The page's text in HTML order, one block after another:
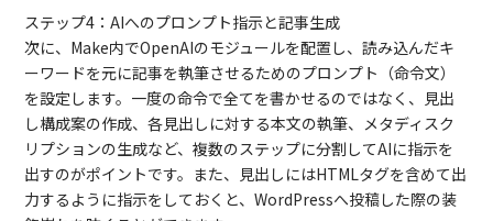
ステップ4：AIへのプロンプト指示と記事生成
次に、Make内でOpenAIのモジュールを配置し、読み込んだキ
ーワードを元に記事を執筆させるためのプロンプト（命令文）
を設定します。一度の命令で全てを書かせるのではなく、見出
し構成案の作成、各見出しに対する本文の執筆、メタディスク
リプションの生成など、複数のステップに分割してAIに指示を
出すのがポイントです。また、見出しにはHTMLタグを含めて出
力するように指示をしておくと、WordPressへ投稿した際の装